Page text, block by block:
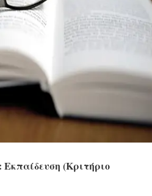
(Κριτήριο